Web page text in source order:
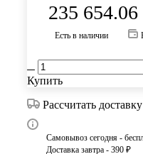
235 654.06
Есть в наличии
Купить
Рассчитать доставку
Самовывоз сегодня -
Доставка завтра - 390 ₽